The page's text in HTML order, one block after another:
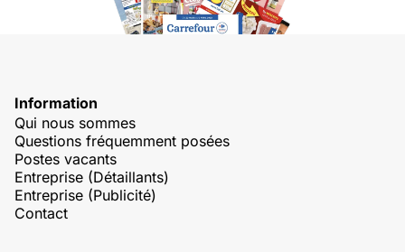
Information
Qui nous sommes
Questions fréquemment posées
Postes vacants
Entreprise (Détaillants)
Entreprise (Publicité)
Contact